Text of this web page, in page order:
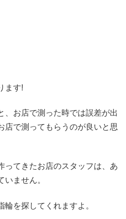
ます!
、お店で測った時では誤差が出
店で測ってもらうのが良いと思
ってきたお店のスタッフは、あ
ません。
を探してくれますよ。